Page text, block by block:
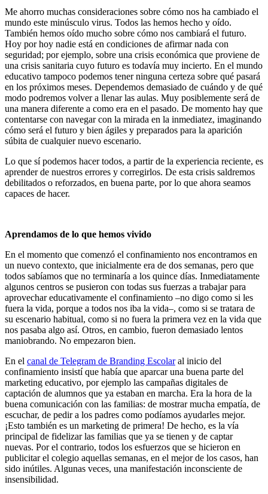
Me ahorro muchas consideraciones sobre cómo nos ha cambiado el
mundo este minúsculo virus. Todos las hemos hecho y oído.
También hemos oído mucho sobre cómo nos cambiará el futuro.
Hoy por hoy nadie está en condiciones de afirmar nada con
seguridad; por ejemplo, sobre una crisis económica que proviene de
una crisis sanitaria cuyo futuro es todavía muy incierto. En el mundo
educativo tampoco podemos tener ninguna certeza sobre qué pasará
en los próximos meses. Dependemos demasiado de cuándo y de qué
modo podremos volver a llenar las aulas. Muy posiblemente será de
una manera diferente a como era en el pasado. De momento hay que
contentarse con navegar con la mirada en la inmediatez, imaginando
cómo será el futuro y bien ágiles y preparados para la aparición
súbita de cualquier nuevo escenario.
Lo que sí podemos hacer todos, a partir de la experiencia reciente, es
aprender de nuestros errores y corregirlos. De esta crisis saldremos
debilitados o reforzados, en buena parte, por lo que ahora seamos
capaces de hacer.
Aprendamos de lo que hemos vivido
En el momento que comenzó el confinamiento nos encontramos en
un nuevo contexto, que inicialmente era de dos semanas, pero que
todos sabíamos que no terminaría a los quince días. Inmediatamente
algunos centros se pusieron con todas sus fuerzas a trabajar para
aprovechar educativamente el confinamiento –no digo como si les
fuera la vida, porque a todos nos iba la vida–, como si se tratara de
su escenario habitual, como si no fuera la primera vez en la vida que
nos pasaba algo así. Otros, en cambio, fueron demasiado lentos
maniobrando. No empezaron bien.
En el canal de Telegram de Branding Escolaral inicio del
confinamiento insistí que había que aparcar una buena parte del
marketing educativo, por ejemplo las campañas digitales de
captación de alumnos que ya estaban en marcha. Era la hora de la
buena comunicación con las familias: de mostrar mucha empatía, de
escuchar, de pedir a los padres como podíamos ayudarles mejor.
¡Esto también es un marketing de primera! De hecho, es la vía
principal de fidelizar las familias que ya se tienen y de captar
nuevas. Por el contrario, todos los esfuerzos que se hicieron en
publicitar el colegio aquellas semanas, en el mejor de los casos, han
sido inútiles. Algunas veces, una manifestación inconsciente de
insensibilidad.